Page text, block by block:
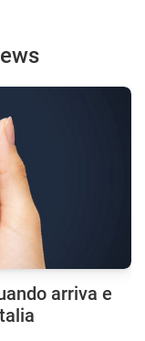
arriva e